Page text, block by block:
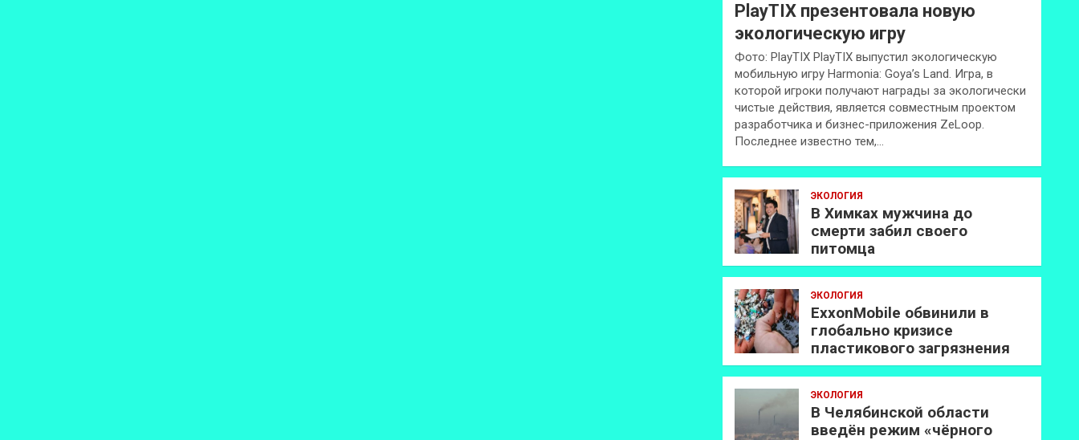
PlayTIX презентовала новую
экологическую игру
Фото: PlayTIX PlayTIX выпустил экологическую
мобильную игру Harmonia: Goya’s Land. Игра, в
которой игроки получают награды за экологически
чистые действия, является совместным проектом
разработчика и бизнес-приложения ZeLoop.
Последнее известно тем,…
ЭКОЛОГИЯ
В Химках мужчина до
смерти забил своего
питомца
ЭКОЛОГИЯ
ExxonMobilе обвинили в
глобально кризисе
пластикового загрязнения
ЭКОЛОГИЯ
В Челябинской области
введён режим «чёрного